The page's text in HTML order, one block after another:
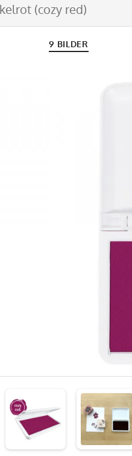
(cozy red)
9 BILDER